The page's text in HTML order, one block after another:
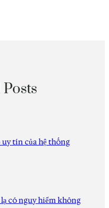
tín của hệ thống
có nguy hiểm không